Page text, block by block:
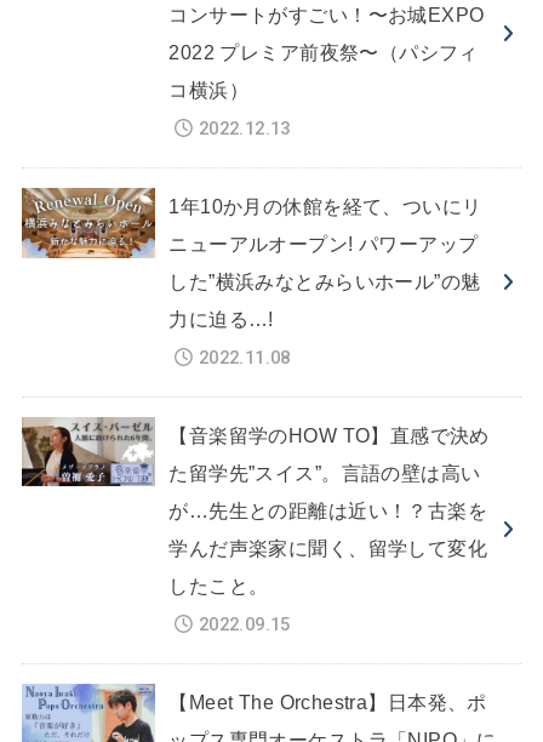
コンサートがすごい！〜お城EXPO
2022 プレミア前夜祭〜（パシフィ
コ横浜）
2022.12.13
1年10か月の休館を経て、ついにリ
ニューアルオープン! パワーアップ
した”横浜みなとみらいホール”の魅
力に迫る…!
2022.11.08
【音楽留学のHOW TO】直感で決め
た留学先”スイス”。言語の壁は高い
が…先生との距離は近い！？古楽を
学んだ声楽家に聞く、留学して変化
したこと。
2022.09.15
【Meet The Orchestra】日本発、ポ